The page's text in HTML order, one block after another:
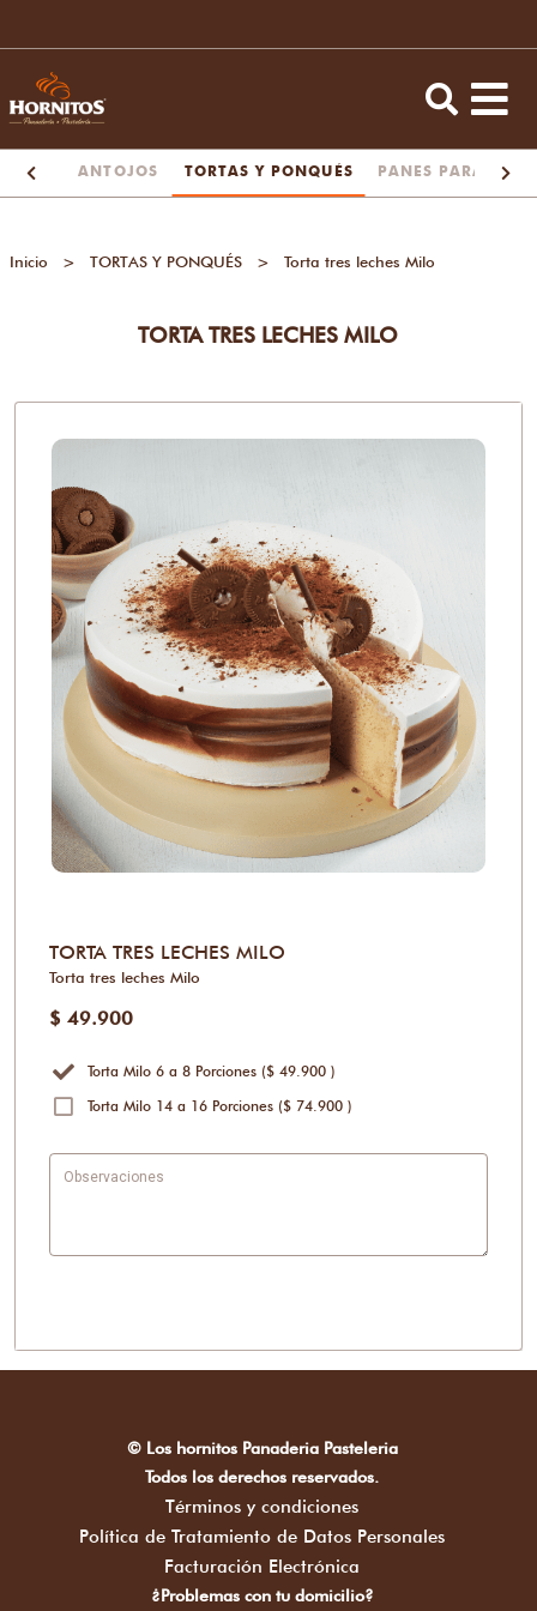
ANTOJOS TORTAS Y PONQUÉS PANES PARA LA
Inicio > TORTAS Y PONQUÉS > Torta tres leches Milo
TORTA TRES LECHES MILO
TORTA TRES LECHES MILO
Torta tres leches Milo
$ 49.900
Torta Milo 6 a 8 Porciones ($ 49.900 )
Torta Milo 14 a 16 Porciones ($ 74.900 )
Observaciones
© Los hornitos Panaderia Pasteleria
Todos los derechos reservados.
Términos y condiciones
Política de Tratamiento de Datos Personales
Facturación Electrónica
¿Problemas con tu domicilio?